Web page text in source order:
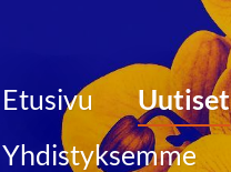
Etusivu Uutiset
Yhdistyksemme